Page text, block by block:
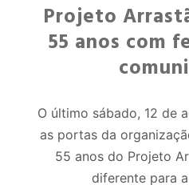
Projeto
55 anos com
O último sábado, 12 de
as portas da
55 anos do Projeto
diferente para